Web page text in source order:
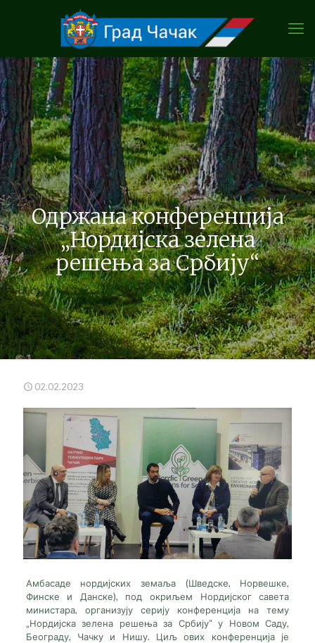
Одржана конференција
„Нордијска зелена
решења за Србију“
02.02.2023
Амбасаде нордијских земаља (Шведске, Норвешке,
Финске и Данске), под окриљем Нордијског савета
министара, организују серију конференција на тему
„Нордијска зелена решења за Србију“ у Новом Саду,
Београду, Чачку и Нишу. Циљ ових конференција је